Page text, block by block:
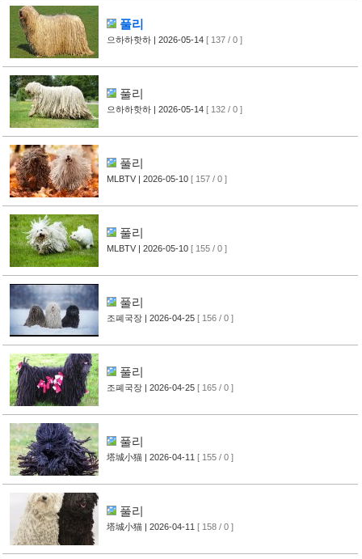
풀리
으하하핫하 | 2026-05-14 [ 137 / 0 ]
풀리
으하하핫하 | 2026-05-14 [ 132 / 0 ]
풀리
MLBTV | 2026-05-10 [ 157 / 0 ]
풀리
MLBTV | 2026-05-10 [ 155 / 0 ]
풀리
조폐국장 | 2026-04-25 [ 156 / 0 ]
풀리
조폐국장 | 2026-04-25 [ 165 / 0 ]
풀리
塔城小猫 | 2026-04-11 [ 155 / 0 ]
풀리
塔城小猫 | 2026-04-11 [ 158 / 0 ]